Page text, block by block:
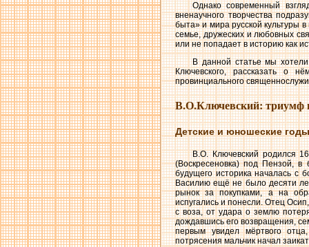
Однако современный
вненаучного творчества
быта» и мира русской культуры
семье, дружеских и любовных
или не попадает в историю как
В данной статье мы
Ключевского, рассказать о
провинциального
В.О.Ключевский: триумф
Детские и юношеские годы
В.О. Ключевский родился
(Воскресеновка) под Пензой, в
будущего историка началась с
Василию ещё не было десяти
рынок за покупками, а на
испугались и понесли. Отец
с воза, от удара о землю
дождавшись его возвращения,
первым увидел мёртвого
потрясения мальчик начал